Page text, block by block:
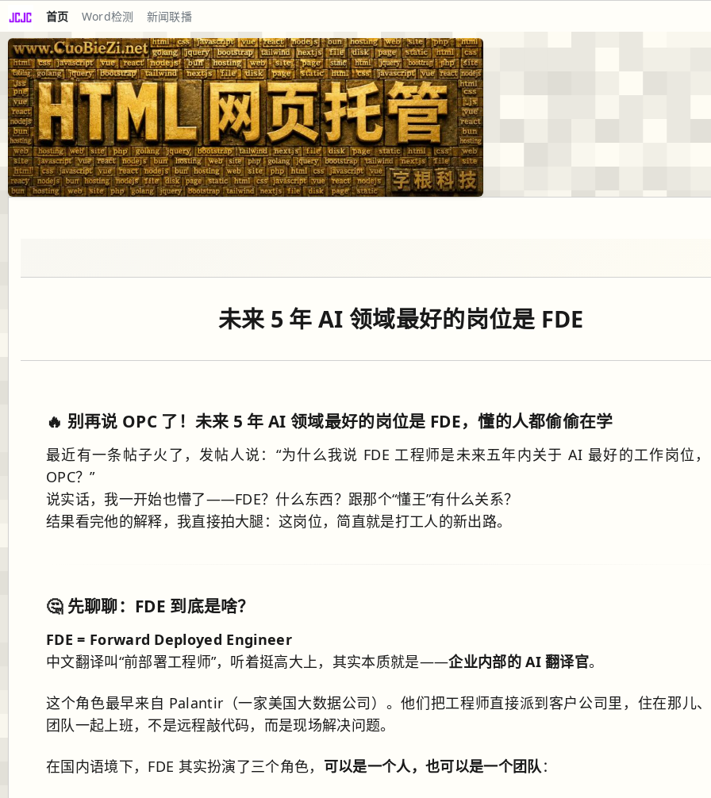
首页 Word检测 新闻联播
未来 5 年 AI 领域最好的岗位是 FDE
🔥 别再说 OPC 了！未来 5 年 AI 领域最好的岗位是 FDE，懂的人都偷偷在学
最近有一条帖子火了，发帖人说：“为什么我说 FDE 工程师是未来五年内关于 AI 最好的工作岗位
OPC？”
说实话，我一开始也懵了——FDE？什么东西？跟那个“懂王”有什么关系？
结果看完他的解释，我直接拍大腿：这岗位，简直就是打工人的新出路。
🤔 先聊聊：FDE 到底是啥？
FDE = Forward Deployed Engineer
中文翻译叫“前部署工程师”，听着挺高大上，其实本质就是——企业内部的 AI 翻译官。
这个角色最早来自 Palantir（一家美国大数据公司）。他们把工程师直接派到客户公司里，住在那儿
团队一起上班，不是远程敲代码，而是现场解决问题。
在国内语境下，FDE 其实扮演了三个角色， 可以是一个人，也可以是一个团队：